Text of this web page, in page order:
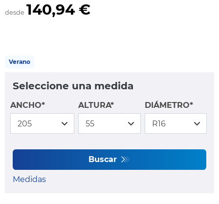
desde 140,94 €
Verano
Seleccione una medida
ANCHO* ALTURA* DIÁMETRO*
Buscar
Medidas